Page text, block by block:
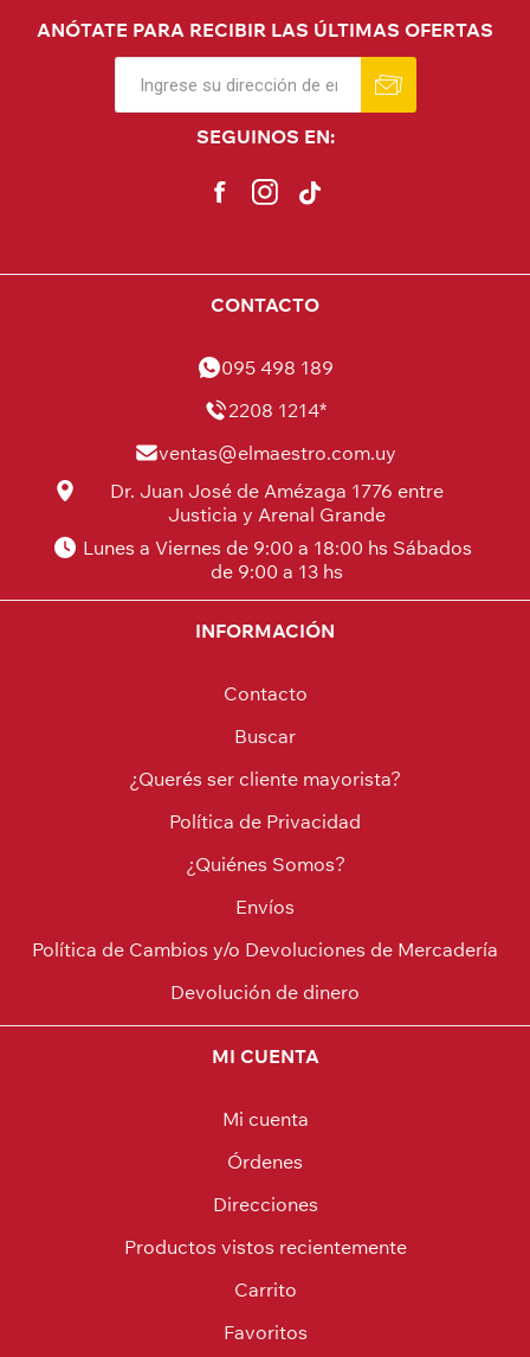
ANÓTATE PARA RECIBIR LAS ÚLTIMAS OFERTAS
SEGUINOS EN:
CONTACTO
095 498 189
2208 1214*
ventas@elmaestro.com.uy
Dr. Juan José de Amézaga 1776 entre
Justicia y Arenal Grande
Lunes a Viernes de 9:00 a 18:00 hs Sábados
de 9:00 a 13 hs
INFORMACIÓN
Contacto
Buscar
¿Querés ser cliente mayorista?
Política de Privacidad
¿Quiénes Somos?
Envíos
Política de Cambios y/o Devoluciones de Mercadería
Devolución de dinero
MI CUENTA
Mi cuenta
Órdenes
Direcciones
Productos vistos recientemente
Carrito
Favoritos